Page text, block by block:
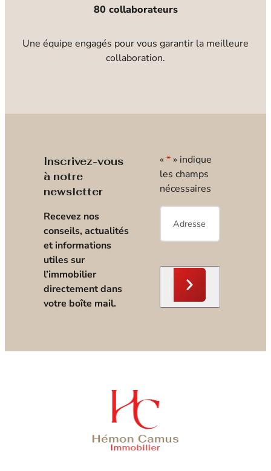
80 collaborateurs
Une équipe engagés pour vous garantir la meilleure
collaboration.
Inscrivez-vous
à notre
newsletter
Recevez nos
conseils, actualités
et informations
utiles sur
l’immobilier
directement dans
votre boîte mail.
« * » indique
les champs
nécessaires
E-
mail*